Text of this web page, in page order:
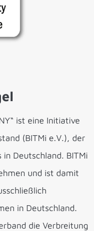
ist eine Initiative
(BITMi e.V.), der
Deutschland. BITMi
und ist damit
in Deutschland.
die Verbreitung